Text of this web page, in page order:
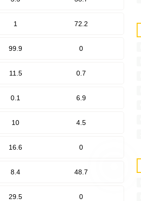
1 72.2
99.9 0
11.5 0.7
0.1 6.9
10 4.5
16.6 0
8.4 48.7
29.5 0